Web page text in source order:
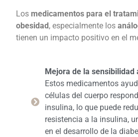
Los medicamentos para el
obesidad, especialmente los
tienen un impacto positivo en el
Mejora de la sensibilidad
Estos medicamentos
células del cuerpo
insulina, lo que puede
resistencia a la insulina,
en el desarrollo de la